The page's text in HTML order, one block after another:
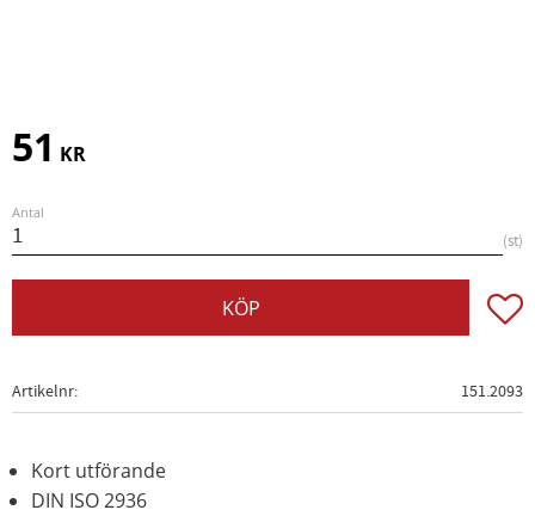
51 KR
Antal
st
KÖP
Artikelnr 151.2093
Kort utförande
DIN ISO 2936